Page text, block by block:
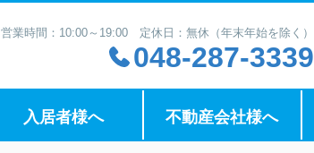
営業時間：10:00～19:00 定休日：無休（年末年始を除く）
048-287-3339
入居者様へ 不動産会社様へ